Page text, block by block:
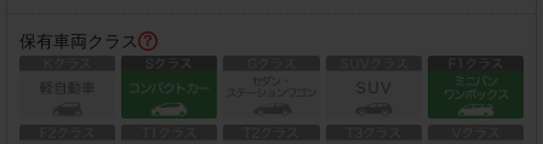
保有車両クラス